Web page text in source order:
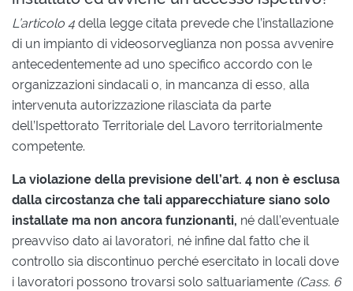
L’articolo 4 della legge citata prevede che l’installazione
di un impianto di videosorveglianza non possa avvenire
antecedentemente ad uno specifico accordo con le
organizzazioni sindacali o, in mancanza di esso, alla
intervenuta autorizzazione rilasciata da parte
dell’Ispettorato Territoriale del Lavoro territorialmente
competente.
La violazione della previsione dell’art. 4 non è esclusa
dalla circostanza che tali apparecchiature siano solo
installate ma non ancora funzionanti, né dall’eventuale
preavviso dato ai lavoratori, né infine dal fatto che il
controllo sia discontinuo perché esercitato in locali dove
i lavoratori possono trovarsi solo saltuariamente (Cass. 6